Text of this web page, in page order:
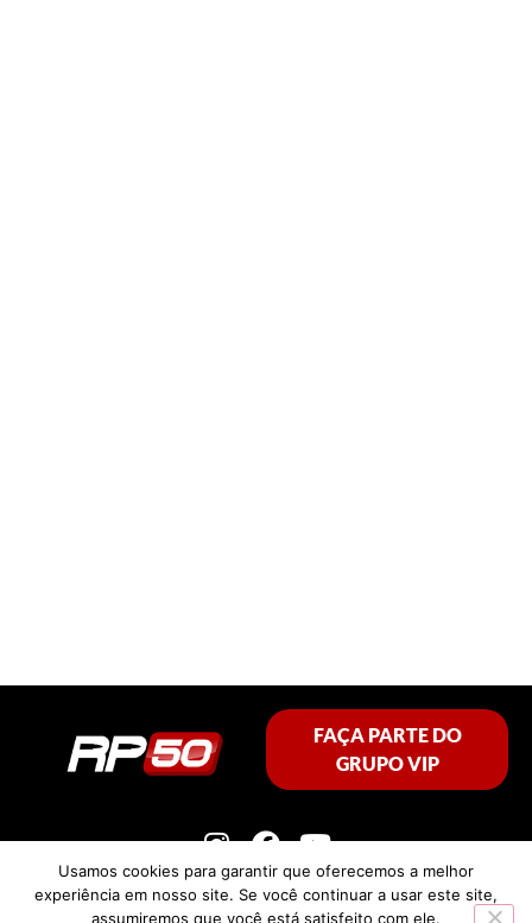
FAÇA PARTE DO
GRUPO VIP
Usamos cookies para garantir que oferecemos a melhor
experiência em nosso site. Se você continuar a usar este site,
assumiremos que você está satisfeito com ele.